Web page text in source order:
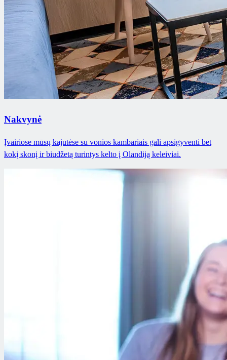
Nakvynė
Įvairiose mūsų kajutėse su vonios kambariais gali apsigyventi bet
kokį skonį ir biudžetą turintys kelto į Olandiją keleiviai.